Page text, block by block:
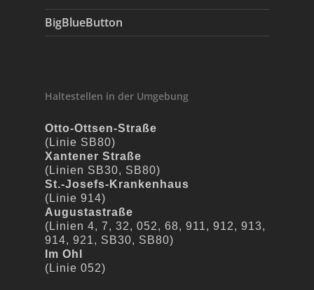
BigBlueButton
Haltestellen in der Umgebung
Otto-Ottsen-Straße
(Linie SB80)
Xantener Straße
(Linien SB30, SB80)
St.-Josefs-Krankenhaus
(Linie 914)
Augustastraße
(Linien 4, 7, 32, 052, 68, 911, 912, 913,
914, 921, SB30, SB80)
Im Ohl
(Linie 052)